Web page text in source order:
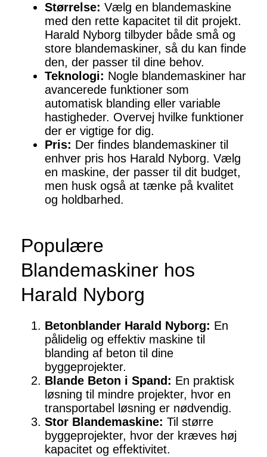
Størrelse: Vælg en blandemaskine
med den rette kapacitet til dit projekt.
Harald Nyborg tilbyder både små og
store blandemaskiner, så du kan finde
den, der passer til dine behov.
Teknologi: Nogle blandemaskiner har
avancerede funktioner som
automatisk blanding eller variable
hastigheder. Overvej hvilke funktioner
der er vigtige for dig.
Pris: Der findes blandemaskiner til
enhver pris hos Harald Nyborg. Vælg
en maskine, der passer til dit budget,
men husk også at tænke på kvalitet
og holdbarhed.
Populære
Blandemaskiner hos
Harald Nyborg
Betonblander Harald Nyborg: En
pålidelig og effektiv maskine til
blanding af beton til dine
byggeprojekter.
Blande Beton i Spand: En praktisk
løsning til mindre projekter, hvor en
transportabel løsning er nødvendig.
Stor Blandemaskine: Til større
byggeprojekter, hvor der kræves høj
kapacitet og effektivitet.